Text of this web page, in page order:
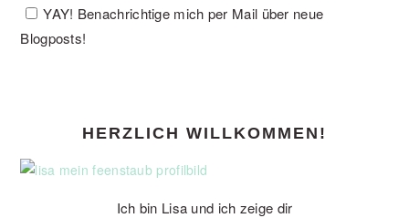
YAY! Benachrichtige mich per Mail über neue
Blogposts!
HERZLICH WILLKOMMEN!
Ich bin Lisa und ich zeige dir